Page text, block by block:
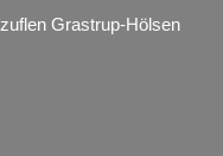
Grastrup-Hölsen